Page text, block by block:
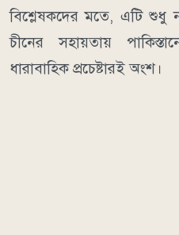
বিশ্লেষকদের মতে, এটি শুধু
চীনের সহায়তায়
ধারাবাহিক প্রচেষ্টারই অংশ।